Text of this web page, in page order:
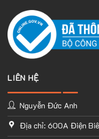
LIÊN HỆ
Nguyễn Đức Anh
Địa chỉ: 600A Điện